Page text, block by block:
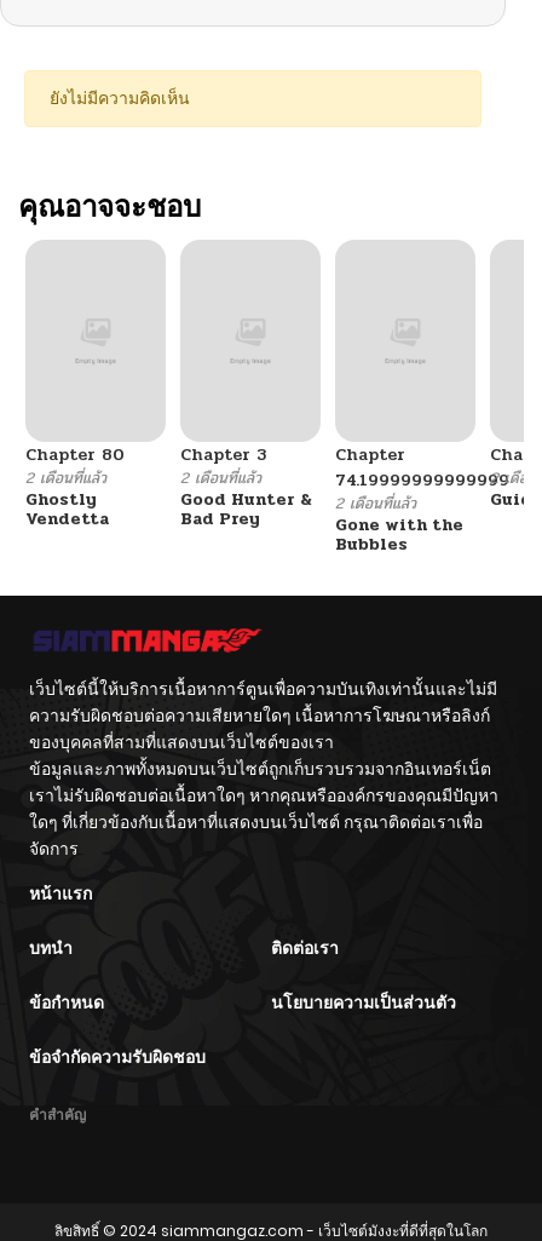
ยังไม่มีความคิดเห็น
คุณอาจจะชอบ
Chapter 80
2 เดือนที่แล้ว
Ghostly
Vendetta
Chapter 3
2 เดือนที่แล้ว
Good Hunter &
Bad Prey
Chapter
74.19999999999999
2 เดือนที่แล้ว
Gone with the
Bubbles
2 เดือน
เว็บไซต์นี้ให้บริการเนื้อหาการ์ตูนเพื่อความบันเทิงเท่านั้นและไม่มี
ความรับผิดชอบต่อความเสียหายใดๆ เนื้อหาการโฆษณาหรือลิงก์
ของบุคคลที่สามที่แสดงบนเว็บไซต์ของเรา
ข้อมูลและภาพทั้งหมดบนเว็บไซต์ถูกเก็บรวบรวมจากอินเทอร์เน็ต
เราไม่รับผิดชอบต่อเนื้อหาใดๆ หากคุณหรือองค์กรของคุณมีปัญหา
ใดๆ ที่เกี่ยวข้องกับเนื้อหาที่แสดงบนเว็บไซต์ กรุณาติดต่อเราเพื่อ
จัดการ
หน้าแรก
บทนำ ติดต่อเรา
ข้อกำหนด นโยบายความเป็นส่วนตัว
ข้อจำกัดความรับผิดชอบ
คำสำคัญ
ลิขสิทธิ์ © 2024 siammangaz.com- เว็บไซต์มังงะที่ดีที่สุดในโลก